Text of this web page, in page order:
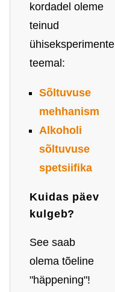
kordadel oleme
teinud
ühiseksperimente
teemal:
Sõltuvuse
mehhanism
Alkoholi
sõltuvuse
spetsiifika
Kuidas päev
kulgeb?
See saab
olema tõeline
"häppening"!